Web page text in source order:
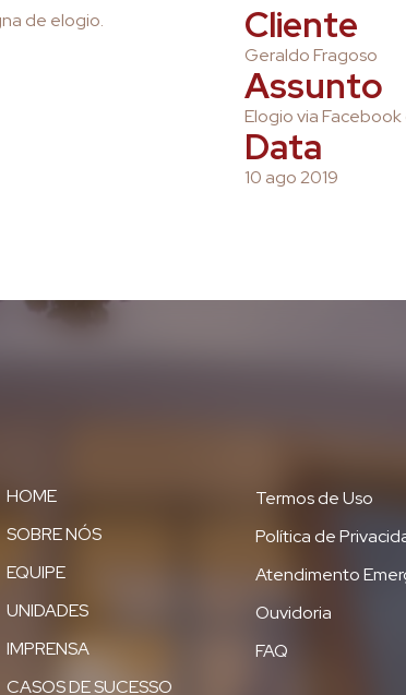
de elogio. Cliente
Geraldo Fragoso
Assunto
Elogio via
Data
10 ago 2019
HOME
SOBRE NÓS
EQUIPE
UNIDADES
IMPRENSA
CASOS DE SUCESSO
Termos de Uso
Política de
Atendimento
Ouvidoria
FAQ